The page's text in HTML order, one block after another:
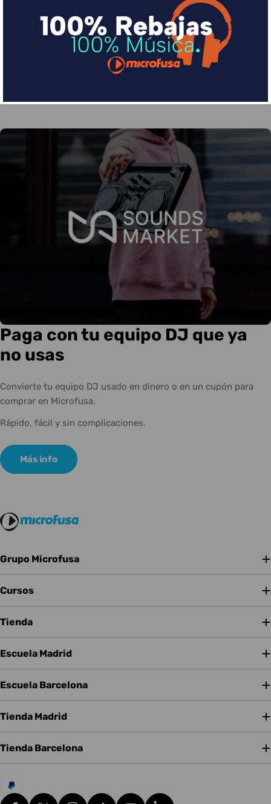
Financia tus compras con Sequra
Divide en 3 sin coste o hasta en 18 meses por una
pequeña cuota al mes con Sequra
Más info
Paga con tu equipo DJ que ya
no usas
Convierte tu equipo DJ usado en dinero o en un cupón para
comprar en Microfusa.
Rápido, fácil y sin complicaciones.
Más info
Grupo Microfusa
Cursos
Tienda
Escuela Madrid
Escuela Barcelona
Tienda Madrid
Tienda Barcelona
Métodos
de